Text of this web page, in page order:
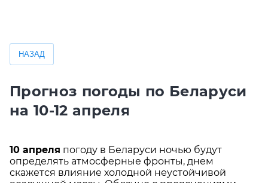
НАЗАД
Прогноз погоды по Беларуси
на 10-12 апреля
10 апреля погоду в Беларуси ночью будут
определять атмосферные фронты, днем
скажется влияние холодной неустойчивой